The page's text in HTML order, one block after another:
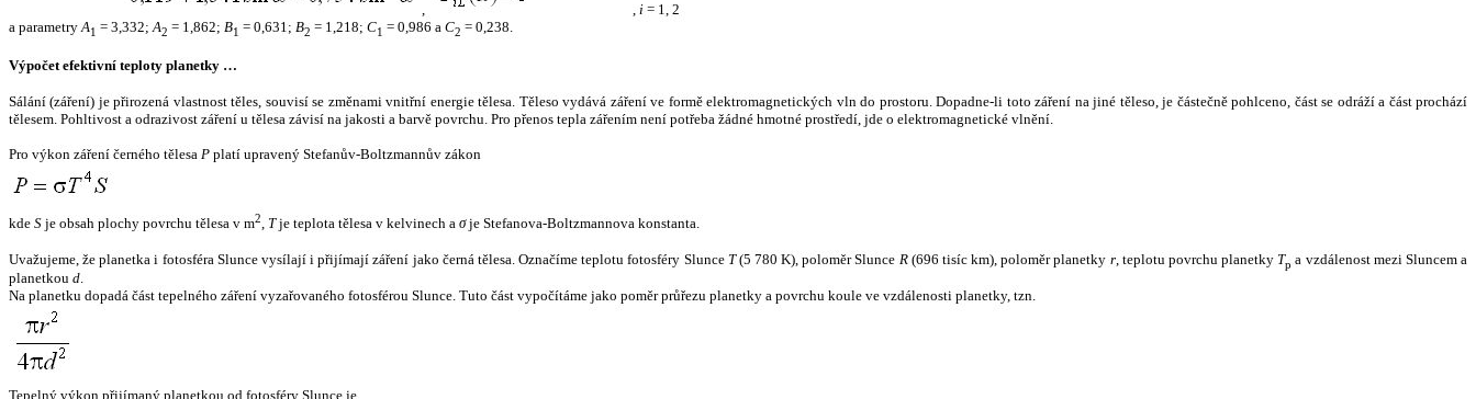
, , i = 1, 2
a parametryA1 = 3,332;A2 = 1,862; B1 = 0,631; B2 = 1,218; C1 = 0,986 a C2 = 0,238.
Výpočet efektivní teploty planetky …
Sálání (záření) je přirozená vlastnost těles, souvisí se změnami vnitřní energie tělesa. Těleso vydává záření ve formě elektromagnetických vln do prostoru. Dopadne-li toto záření na jiné těleso, je částečně pohlceno, část se odráží a část prochází
tělesem. Pohltivost a odrazivost záření u tělesa závisí na jakosti a barvě povrchu. Pro přenos tepla zářením není potřeba žádné hmotné prostředí, jde o elektromagnetické vlnění.
Pro výkon záření černého tělesa P platí upravený Stefanův-Boltzmannův zákon
kde S je obsah plochy povrchu tělesa v m2, Tje teplota tělesa v kelvinech a σje Stefanova-Boltzmannova konstanta.
Uvažujeme, že planetka i fotosféra Slunce vysílají i přijímají záření jako černá tělesa. Označíme teplotu fotosféry Slunce T(5 780 K), poloměr Slunce R(696 tisíc km), poloměr planetky r, teplotu povrchu planetky Tp a vzdálenost mezi Sluncem a
planetkou d.
Na planetku dopadá část tepelného záření vyzařovaného fotosférou Slunce. Tuto část vypočítáme jako poměr průřezu planetky a povrchu koule ve vzdálenosti planetky, tzn.
Tepelný výkon přijímaný planetkou od fotosféry Slunce je